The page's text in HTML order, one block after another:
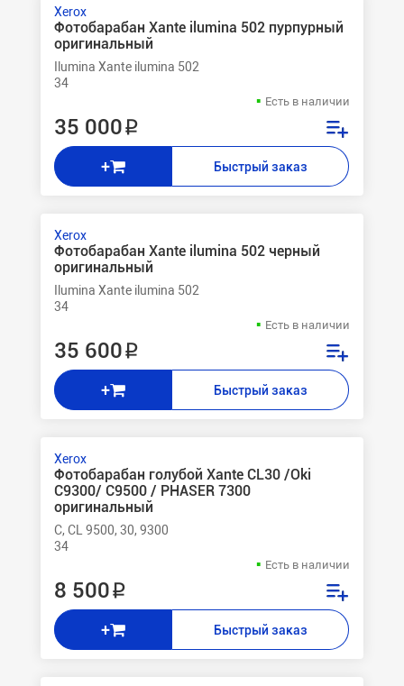
Xerox
Фотобарабан Xante ilumina 502 пурпурный
оригинальный
Ilumina Xante ilumina 502
34
Есть в наличии
35 000 ₽
+ Быстрый заказ
Xerox
Фотобарабан Xante ilumina 502 черный
оригинальный
Ilumina Xante ilumina 502
34
Есть в наличии
35 600 ₽
+ Быстрый заказ
Xerox
Фотобарабан голубой Xante CL30 /Oki
C9300/ C9500 / PHASER 7300
оригинальный
C, CL 9500, 30, 9300
34
Есть в наличии
8 500 ₽
+ Быстрый заказ